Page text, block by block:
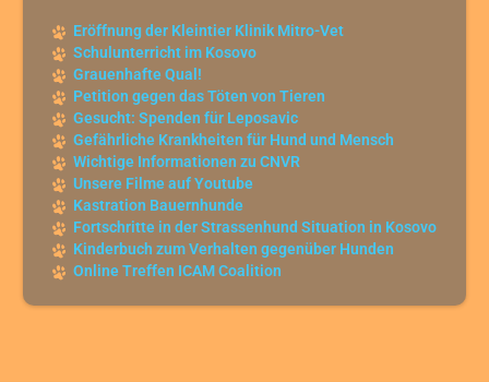
Eröffnung der Kleintier Klinik Mitro-Vet
Schulunterricht im Kosovo
Grauenhafte Qual!
Petition gegen das Töten von Tieren
Gesucht: Spenden für Leposavic
Gefährliche Krankheiten für Hund und Mensch
Wichtige Informationen zu CNVR
Unsere Filme auf Youtube
Kastration Bauernhunde
Fortschritte in der Strassenhund Situation in Kosovo
Kinderbuch zum Verhalten gegenüber Hunden
Online Treffen ICAM Coalition